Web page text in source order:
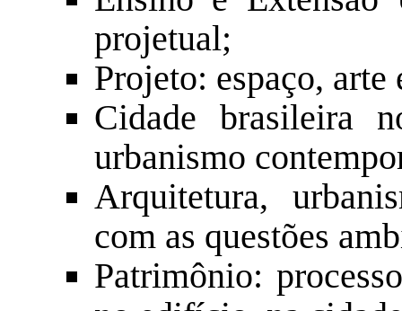
projetual;
Projeto: espaço, arte
Cidade brasileira
urbanismo
Arquitetura,
com as questões
Patrimônio: